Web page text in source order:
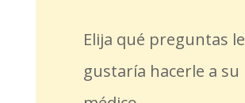
Elija qué preguntas le
gustaría hacerle a su